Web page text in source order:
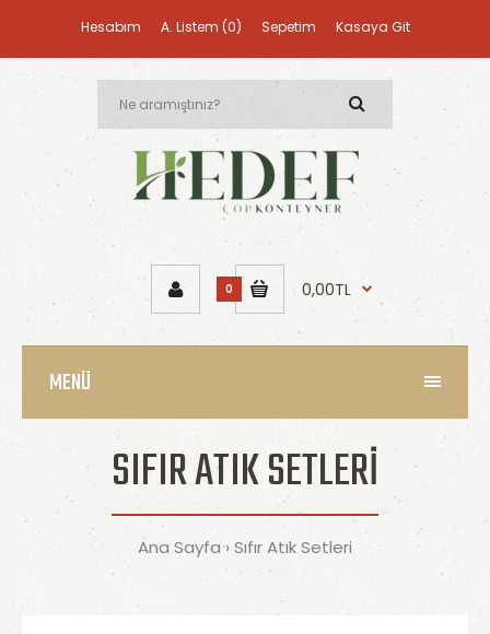
Hesabım A. Listem (0) Sepetim Kasaya Git
0 0,00TL
MENÜ
SIFIR ATIK SETLERI
Ana Sayfa Sıfır Atık Setleri